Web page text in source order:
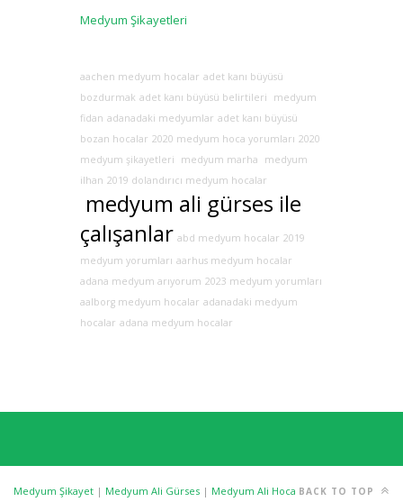
Medyum Şikayetleri
aachen medyum hocalar adet kanı büyüsü
bozdurmak adet kanı büyüsü belirtileri
medyum
fidan adanadaki medyumlar adet kanı büyüsü
bozan hocalar 2020 medyum hoca yorumları 2020
medyum şikayetleri
medyum marha
medyum
ilhan 2019 dolandırıcı medyum hocalar
medyum ali gürses ile
çalışanlar abd medyum hocalar 2019
medyum yorumları aarhus medyum hocalar
adana medyum arıyorum 2023 medyum yorumları
aalborg medyum hocalar adanadaki medyum
hocalar adana medyum hocalar
Medyum Şikayet | Medyum Ali Gürses | Medyum Ali Hoca BACK TO TOP